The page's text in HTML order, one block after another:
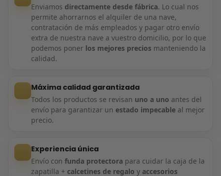
Enviamos directamente desde fábrica. Lo cual nos
permite ahorrarnos el alquiler de una nave,
contratación de más empleados y pagar otro envío
extra de nuestra nave a vuestro domicilio, por lo que
podemos poner los mejores precios manteniendo la
calidad.
Máxima calidad garantizada
Todos los productos se revisan uno a uno antes del
envío para garantizar un estado impecableal mejor
precio.
Experiencia única
Envío con funda protectorapara cuidar la caja de la
zapatilla + calcetines de regalo y accesorios